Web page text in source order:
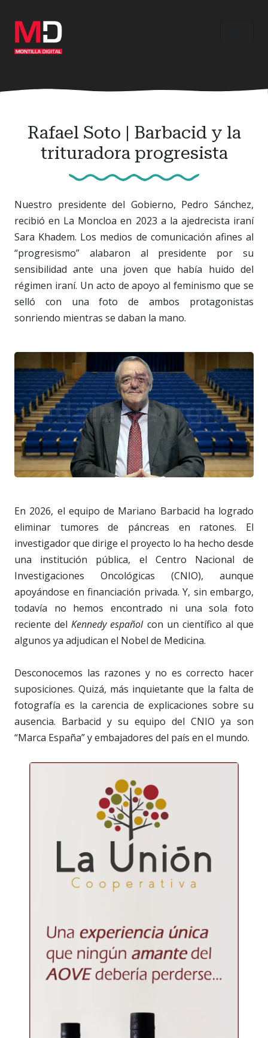
contenido
principal
Rafael Soto | Barbacid y la
trituradora progresista
Nuestro presidente del Gobierno, Pedro Sánchez,
recibió en La Moncloa en 2023 a la ajedrecista iraní
Sara Khadem. Los medios de comunicación afines al
“progresismo” alabaron al presidente por su
sensibilidad ante una joven que había huido del
régimen iraní. Un acto de apoyo al feminismo que se
selló con una foto de ambos protagonistas
sonriendo mientras se daban la mano.
En 2026, el equipo de Mariano Barbacid ha logrado
eliminar tumores de páncreas en ratones. El
investigador que dirige el proyecto lo ha hecho desde
una institución pública, el Centro Nacional de
Investigaciones Oncológicas (CNIO), aunque
apoyándose en financiación privada. Y, sin embargo,
todavía no hemos encontrado ni una sola foto
reciente delKennedy españolcon un científico al que
algunos ya adjudican el Nobel de Medicina.
Desconocemos las razones y no es correcto hacer
suposiciones. Quizá, más inquietante que la falta de
fotografía es la carencia de explicaciones sobre su
ausencia. Barbacid y su equipo del CNIO ya son
“Marca España” y embajadores del país en el mundo.